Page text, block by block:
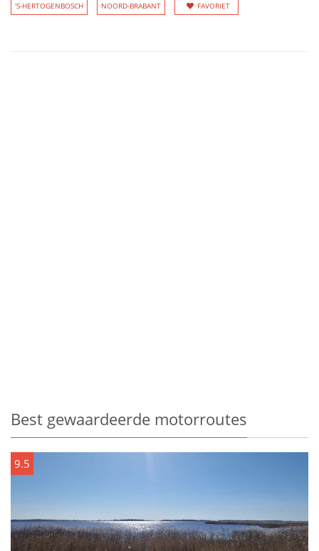
'S-HERTOGENBOSCH NOORD-BRABANT FAVORIET
Best gewaardeerde motorroutes
9.5